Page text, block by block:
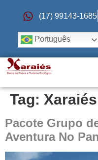
(17) 99143-1685
Português
Tag: Xaraiés
Pacote Grupo
Aventura No